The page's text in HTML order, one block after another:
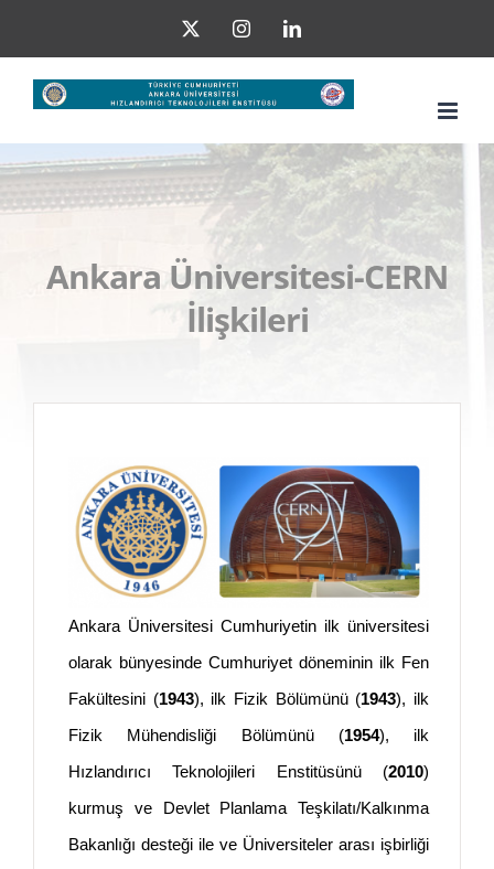
to
content
InstagramLinkedIn
Ankara Üniversitesi-CERN
İlişkileri
Ankara Üniversitesi Cumhuriyetin ilk üniversitesi
olarak bünyesinde Cumhuriyet döneminin ilk Fen
Fakültesini (1943), ilk Fizik Bölümünü (1943), ilk
Fizik Mühendisliği Bölümünü (1954), ilk
Hızlandırıcı Teknolojileri Enstitüsünü (2010)
kurmuş ve Devlet Planlama Teşkilatı/Kalkınma
Bakanlığı desteği ile ve Üniversiteler arası işbirliği